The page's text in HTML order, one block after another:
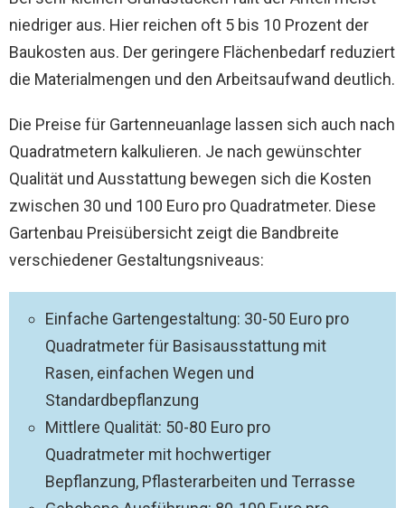
niedriger aus. Hier reichen oft 5 bis 10 Prozent der
Baukosten aus. Der geringere Flächenbedarf reduziert
die Materialmengen und den Arbeitsaufwand deutlich.
Die Preise für Gartenneuanlage lassen sich auch nach
Quadratmetern kalkulieren. Je nach gewünschter
Qualität und Ausstattung bewegen sich die Kosten
zwischen 30 und 100 Euro pro Quadratmeter. Diese
Gartenbau Preisübersicht zeigt die Bandbreite
verschiedener Gestaltungsniveaus:
Einfache Gartengestaltung: 30-50 Euro pro
Quadratmeter für Basisausstattung mit
Rasen, einfachen Wegen und
Standardbepflanzung
Mittlere Qualität: 50-80 Euro pro
Quadratmeter mit hochwertiger
Bepflanzung, Pflasterarbeiten und Terrasse